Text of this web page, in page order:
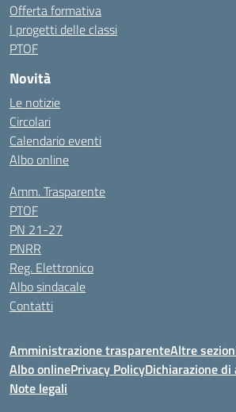
Offerta formativa
I progetti delle classi
PTOF
Novità
Le notizie
Circolari
Calendario eventi
Albo online
Amm. Trasparente
PTOF
PN 21-27
PNRR
Reg. Elettronico
Albo sindacale
Contatti
Amministrazione trasparenteAltre
Albo onlinePrivacy PolicyDichiarazione
Note legali